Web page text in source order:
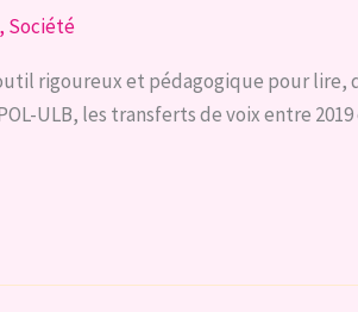
, Société
rigoureux et pédagogique pour
ULB, les transferts de voix entre 2019